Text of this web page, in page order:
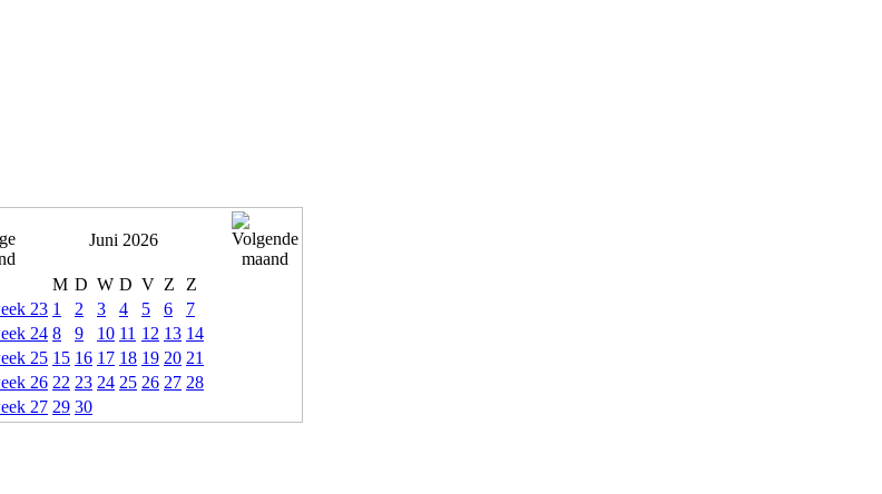
Juni 2026
M D W D V Z
Z
1
2 3 4 5 6
7
8
9 10 11 12 13 14
15 16 17 18 19 20 21
22 23 24 25 26 27 28
29 30